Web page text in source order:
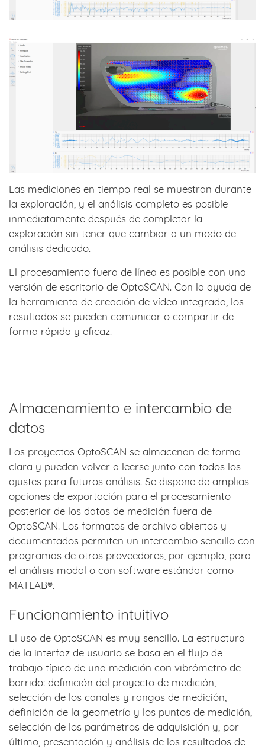
Las mediciones en tiempo real se muestran durante
la exploración, y el análisis completo es posible
inmediatamente después de completar la
exploración sin tener que cambiar a un modo de
análisis dedicado.
El procesamiento fuera de línea es posible con una
versión de escritorio de OptoSCAN. Con la ayuda de
la herramienta de creación de vídeo integrada, los
resultados se pueden comunicar o compartir de
forma rápida y eficaz.
Almacenamiento e intercambio de
datos
Los proyectos OptoSCAN se almacenan de forma
clara y pueden volver a leerse junto con todos los
ajustes para futuros análisis. Se dispone de amplias
opciones de exportación para el procesamiento
posterior de los datos de medición fuera de
OptoSCAN. Los formatos de archivo abiertos y
documentados permiten un intercambio sencillo con
programas de otros proveedores, por ejemplo, para
el análisis modal o con software estándar como
MATLAB®.
Funcionamiento intuitivo
El uso de OptoSCAN es muy sencillo. La estructura
de la interfaz de usuario se basa en el flujo de
trabajo típico de una medición con vibrómetro de
barrido: definición del proyecto de medición,
selección de los canales y rangos de medición,
definición de la geometría y los puntos de medición,
selección de los parámetros de adquisición y, por
último, presentación y análisis de los resultados de